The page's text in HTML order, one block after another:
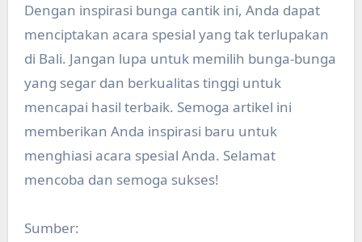
Dengan inspirasi bunga cantik ini, Anda dapat
menciptakan acara spesial yang tak terlupakan
di Bali. Jangan lupa untuk memilih bunga-bunga
yang segar dan berkualitas tinggi untuk
mencapai hasil terbaik. Semoga artikel ini
memberikan Anda inspirasi baru untuk
menghiasi acara spesial Anda. Selamat
mencoba dan semoga sukses!
Sumber: